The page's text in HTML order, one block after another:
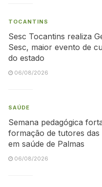
TOCANTINS
Sesc Tocantins realiza
Sesc, maior evento de
do estado
06/08/2026
SAÚDE
Semana pedagógica
formação de tutores das
em saúde de Palmas
06/08/2026